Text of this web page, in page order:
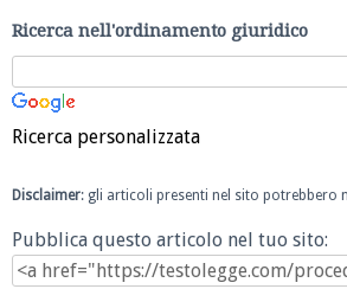
Ricerca nell'ordinamento giuridico
Ricerca personalizzata
Disclaimer: gli articoli presenti nel sito potrebbero
Pubblica questo articolo nel tuo sito: